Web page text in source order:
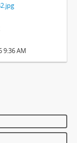
9:36 AM